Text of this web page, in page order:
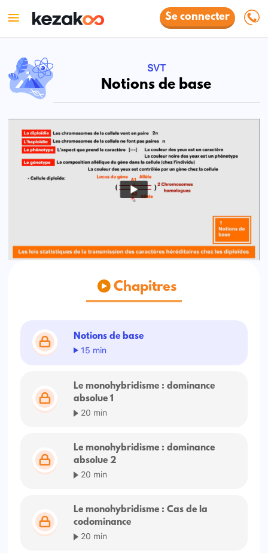
Se connecter
SVT
Notions de base
Chapitres
Notions de base
15 min
Le monohybridisme : dominance
absolue 1
20 min
Le monohybridisme : dominance
absolue 2
20 min
Le monohybridisme : Cas de la
codominance
20 min